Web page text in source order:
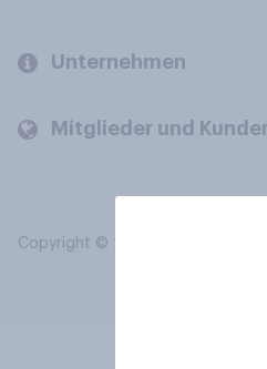
Unternehmen
Mitglieder und
Copyright © 2026 YouGov PLC.